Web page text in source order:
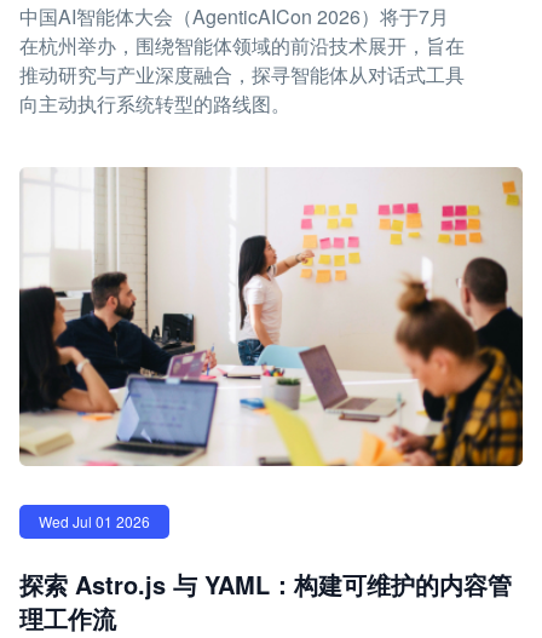
中国AI智能体大会（AgenticAICon 2026）将于7月
在杭州举办，围绕智能体领域的前沿技术展开，旨在
推动研究与产业深度融合，探寻智能体从对话式工具
向主动执行系统转型的路线图。
Wed Jul 01 2026
探索 Astro.js 与 YAML：构建可维护的内容管
理工作流